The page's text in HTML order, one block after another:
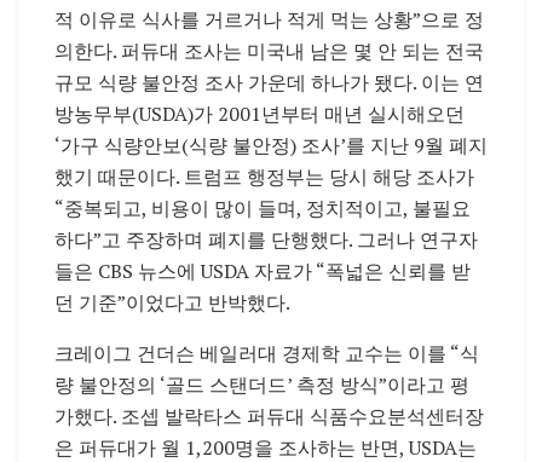
적 이유로 식사를 거르거나 적게 먹는 상황”으로 정
의한다. 퍼듀대 조사는 미국내 남은 몇 안 되는 전국
규모 식량 불안정 조사 가운데 하나가 됐다. 이는 연
방농무부(USDA)가 2001년부터 매년 실시해오던
‘가구 식량안보(식량 불안정) 조사’를 지난 9월 폐지
했기 때문이다. 트럼프 행정부는 당시 해당 조사가
“중복되고, 비용이 많이 들며, 정치적이고, 불필요
하다”고 주장하며 폐지를 단행했다. 그러나 연구자
들은 CBS 뉴스에 USDA 자료가 “폭넓은 신뢰를 받
던 기준”이었다고 반박했다.
크레이그 건더슨 베일러대 경제학 교수는 이를 “식
량 불안정의 ‘골드 스탠더드’ 측정 방식”이라고 평
가했다. 조셉 발락타스 퍼듀대 식품수요분석센터장
은 퍼듀대가 월 1,200명을 조사하는 반면, USDA는